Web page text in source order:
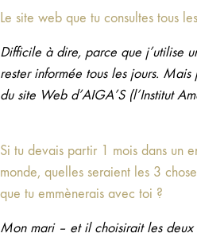
Le site web que tu consultes tous
Difficile à dire, parce que j’utilise
rester informée tous les jours.
du site Web d’AIGA’S (l’Institut
Si tu devais partir 1 mois dans un
monde, quelles seraient les 3
que tu emmènerais avec toi ?
Mon mari – et il choisirait les deux